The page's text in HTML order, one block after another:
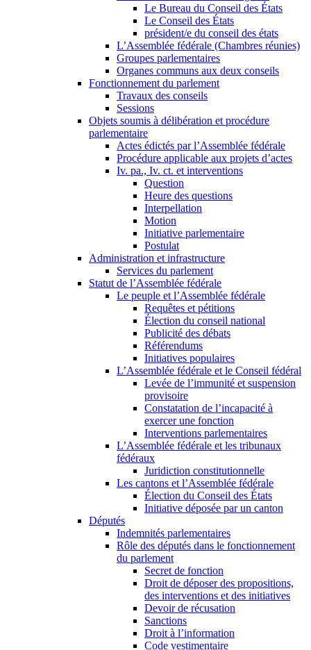
Le Bureau du Conseil des États
Le Conseil des États
président/e du conseil des états
L’Assemblée fédérale (Chambres réunies)
Groupes parlementaires
Organes communs aux deux conseils
Fonctionnement du parlement
Travaux des conseils
Sessions
Objets soumis à délibération et procédure
parlementaire
Actes édictés par l’Assemblée fédérale
Procédure applicable aux projets d’actes
Iv. pa., Iv. ct. et interventions
Question
Heure des questions
Interpellation
Motion
Initiative parlementaire
Postulat
Administration et infrastructure
Services du parlement
Statut de l’Assemblée fédérale
Le peuple et l’Assemblée fédérale
Requêtes et pétitions
Élection du conseil national
Publicité des débats
Référendums
Initiatives populaires
L’Assemblée fédérale et le Conseil fédéral
Levée de l’immunité et suspension
provisoire
Constatation de l’incapacité à
exercer une fonction
Interventions parlementaires
L’Assemblée fédérale et les tribunaux
fédéraux
Juridiction constitutionnelle
Les cantons et l’Assemblée fédérale
Élection du Conseil des États
Initiative déposée par un canton
Députés
Indemnités parlementaires
Rôle des députés dans le fonctionnement
du parlement
Secret de fonction
Droit de déposer des propositions,
des interventions et des initiatives
Devoir de récusation
Sanctions
Droit à l’information
Code vestimentaire